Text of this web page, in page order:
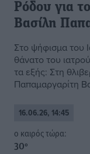
Ρόδου για
Βασίλη
Στο ψήφισμα του
θάνατο του
τα εξής: Στη
Παπαμαργαρίτη
16.06.26, 14:45
o καιρός τώρα:
30°